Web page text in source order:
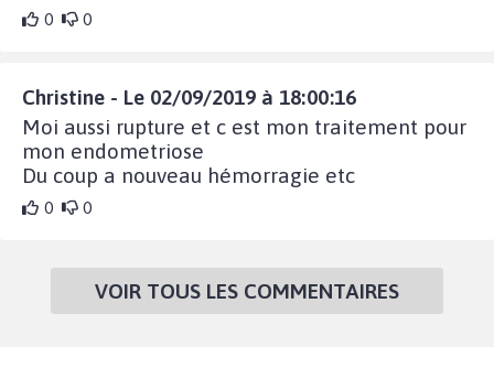
0 0
Christine - Le 02/09/2019 à 18:00:16
Moi aussi rupture et c est mon traitement pour
mon endometriose
Du coup a nouveau hémorragie etc
0 0
VOIR TOUS LES COMMENTAIRES